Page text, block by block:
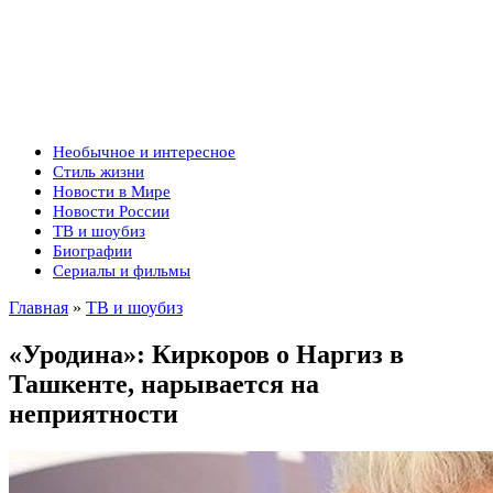
Необычное и интересное
Стиль жизни
Новости в Мире
Новости России
ТВ и шоубиз
Биографии
Сериалы и фильмы
Главная » ТВ и шоубиз
«Уродина»: Киркоров о Наргиз в
Ташкенте, нарывается на
неприятности